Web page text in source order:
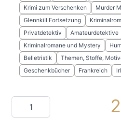
Krimi zum Verschenken
Murder
Glennkill Fortsetzung
Privatdetektiv
Amateurdetektive
Kriminalromane und Mystery
Belletristik
Themen, Stoffe,
Geschenkbücher
Frankreich
Menge